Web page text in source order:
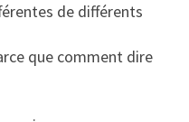
de différents
que comment dire